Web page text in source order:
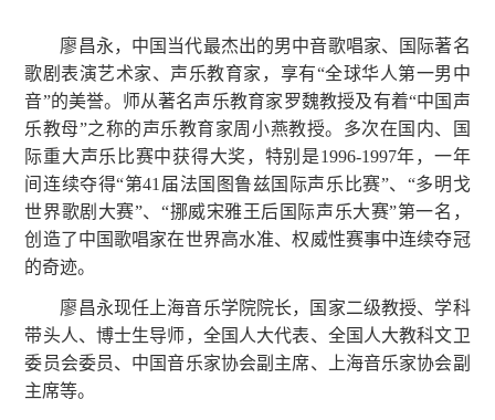
廖昌永，中国当代最杰出的男中音歌唱家、国际著名
歌剧表演艺术家、声乐教育家，享有“全球华人第一男中
音”的美誉。师从著名声乐教育家罗魏教授及有着“中国声
乐教母”之称的声乐教育家周小燕教授。多次在国内、国
际重大声乐比赛中获得大奖，特别是1996-1997年，一年
间连续夺得“第41届法国图鲁兹国际声乐比赛”、“多明戈
世界歌剧大赛”、“挪威宋雅王后国际声乐大赛”第一名，
创造了中国歌唱家在世界高水准、权威性赛事中连续夺冠
的奇迹。
廖昌永现任上海音乐学院院长，国家二级教授、学科
带头人、博士生导师，全国人大代表、全国人大教科文卫
委员会委员、中国音乐家协会副主席、上海音乐家协会副
主席等。